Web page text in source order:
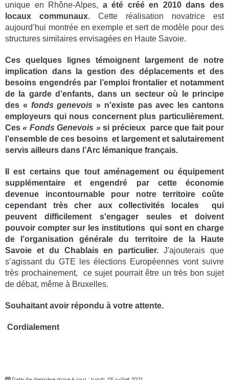
unique en Rhône-Alpes, a été créé en 2010 dans des
locaux communaux. Cette réalisation novatrice est
aujourd’hui montrée en exemple et sert de modèle pour des
structures similaires envisagées en Haute Savoie.
Ces quelques lignes témoignent largement de notre
implication dans la gestion des déplacements et des
besoins engendrés par l’emploi frontalier et notamment
de la garde d’enfants, dans un secteur où le principe
des « fonds genevois» n'existe pas avec les cantons
employeurs qui nous concernent plus particulièrement.
Ces« Fonds Genevois »si précieux parce que fait pour
l’ensemble de ces besoins et largement et salutairement
servis ailleurs dans l’Arc lémanique français.
Il est certains que tout aménagement ou équipement
supplémentaire et engendré par cette économie
devenue incontournable pour notre territoire coûte
cependant très cher aux collectivités locales qui
peuvent difficilement s'engager seules et doivent
pouvoir compter sur les institutions qui sont en charge
de l’organisation générale du territoire de la Haute
Savoie et du Chablais en particulier. J'ajouterais que
s’agissant du GTE les élections Européennes vont suivre
très prochainement, ce sujet pourrait être un très bon sujet
de débat, même à Bruxelles.
Souhaitant avoir répondu à votre attente.
Cordialement